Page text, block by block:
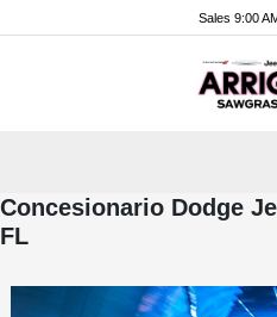
Sales 9:00
Concesionario Dodge
FL